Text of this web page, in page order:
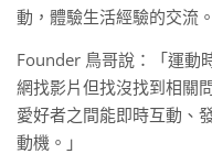
動，體驗生活經驗的交流。
Founder 鳥哥說：「運動
網找影片但找沒找到相關
愛好者之間能即時互動、
動機。」